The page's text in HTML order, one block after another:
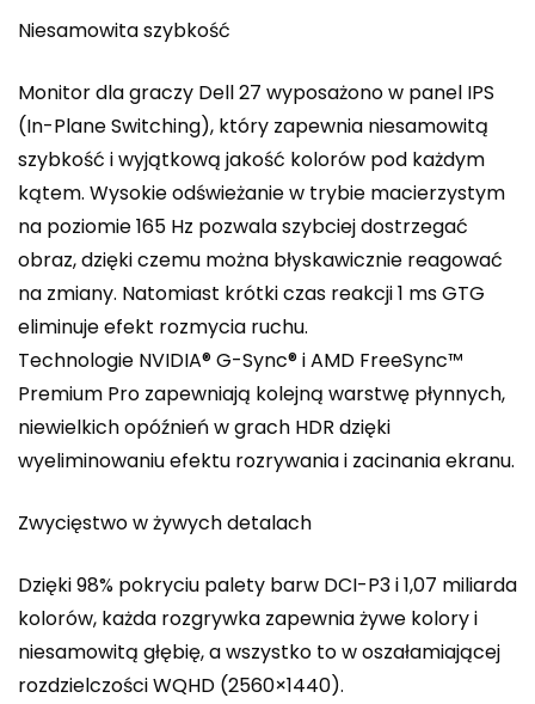
Niesamowita szybkość
Monitor dla graczy Dell 27 wyposażono w panel IPS
(In-Plane Switching), który zapewnia niesamowitą
szybkość i wyjątkową jakość kolorów pod każdym
kątem. Wysokie odświeżanie w trybie macierzystym
na poziomie 165 Hz pozwala szybciej dostrzegać
obraz, dzięki czemu można błyskawicznie reagować
na zmiany. Natomiast krótki czas reakcji 1 ms GTG
eliminuje efekt rozmycia ruchu.
Technologie NVIDIA® G-Sync® i AMD FreeSync™
Premium Pro zapewniają kolejną warstwę płynnych,
niewielkich opóźnień w grach HDR dzięki
wyeliminowaniu efektu rozrywania i zacinania ekranu.
Zwycięstwo w żywych detalach
Dzięki 98% pokryciu palety barw DCI-P3 i 1,07 miliarda
kolorów, każda rozgrywka zapewnia żywe kolory i
niesamowitą głębię, a wszystko to w oszałamiającej
rozdzielczości WQHD (2560×1440).